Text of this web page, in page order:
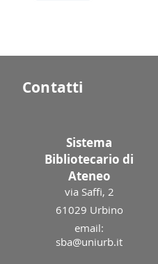
Contatti
Sistema
Bibliotecario di
Ateneo
via Saffi, 2
61029 Urbino
email:
sba@uniurb.it